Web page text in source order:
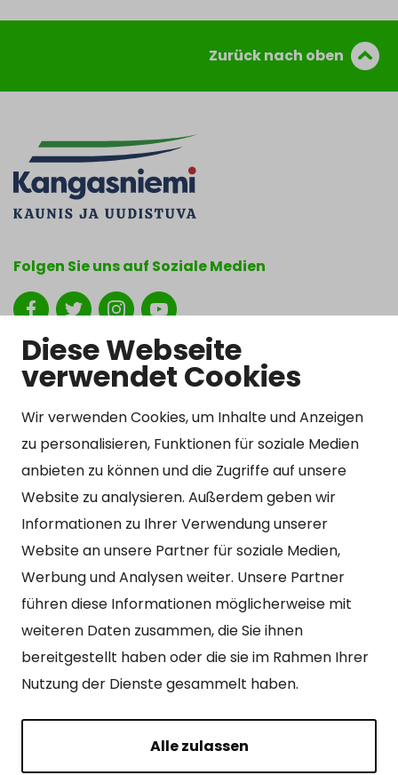
Diese Webseite
verwendet Cookies
Wir verwenden Cookies, um Inhalte und Anzeigen
zu personalisieren, Funktionen für soziale Medien
anbieten zu können und die Zugriffe auf unsere
Website zu analysieren. Außerdem geben wir
Informationen zu Ihrer Verwendung unserer
Website an unsere Partner für soziale Medien,
Werbung und Analysen weiter. Unsere Partner
führen diese Informationen möglicherweise mit
weiteren Daten zusammen, die Sie ihnen
bereitgestellt haben oder die sie im Rahmen Ihrer
Nutzung der Dienste gesammelt haben.
Alle zulassen
Zurück nach oben
Folgen Sie uns auf Soziale Medien
Show my cookie settings
Kangasniemen kunta
Otto Mannisen tie 2
51200 Kangasniemi
kirjaamo@kangasniemi.fi
Tel. 040 719 9370
Y-tunnus 0164690-3
Geöffnet
Mo – Fr 9-15 Uhr.